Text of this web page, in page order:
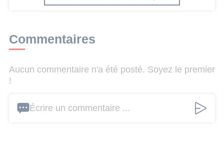
Commentaires
Aucun commentaire n'a été posté. Soyez le premier
!
Écrire un commentaire ...